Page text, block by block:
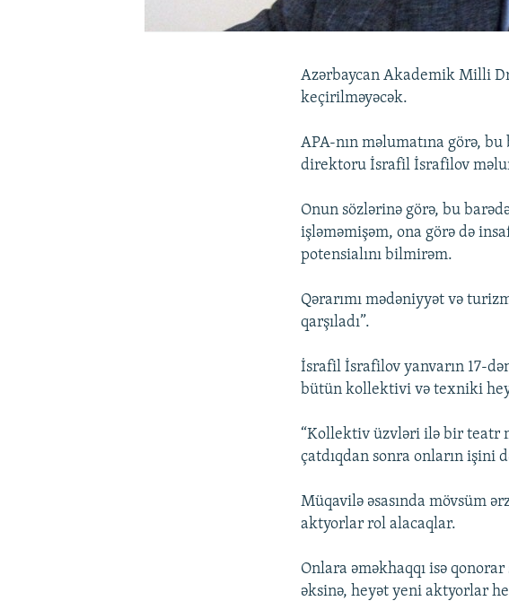
Azərbaycan Akademik Milli
keçirilməyəcək.
APA-nın məlumatına görə,
direktoru İsrafil İsrafilov
Onun sözlərinə görə, bu
işləməmişəm, ona görə də
potensialını bilmirəm.
Qərarımı mədəniyyət və
qarşıladı”.
İsrafil İsrafilov yanvarın 17-
bütün kollektivi və texniki
“Kollektiv üzvləri ilə bir teatr
çatdıqdan sonra onların işini
Müqavilə əsasında mövsüm
aktyorlar rol alacaqlar.
Onlara əməkhaqqı isə
əksinə, heyət yeni aktyorlar